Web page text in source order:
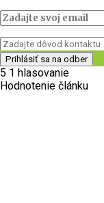
5 1 hlasovanie
Hodnotenie článku